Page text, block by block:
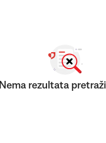
Nema rezultata